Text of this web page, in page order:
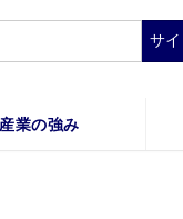
業の強み